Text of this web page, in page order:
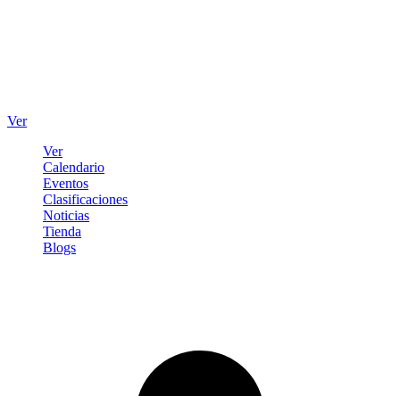
Ver
Ver
Calendario
Eventos
Clasificaciones
Noticias
Tienda
Blogs